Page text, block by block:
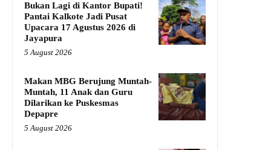
Bukan Lagi di Kantor Bupati!
Pantai Kalkote Jadi Pusat
Upacara 17 Agustus 2026 di
Jayapura
5 August 2026
Makan MBG Berujung Muntah-
Muntah, 11 Anak dan Guru
Dilarikan ke Puskesmas
Depapre
5 August 2026